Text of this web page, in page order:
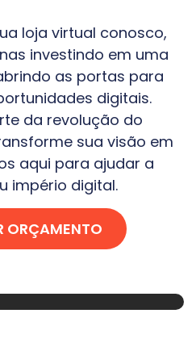
loja virtual conosco,
investindo em uma
as portas para
digitais.
da revolução do
sua visão em
aqui para ajudar a
império digital.
ORÇAMENTO